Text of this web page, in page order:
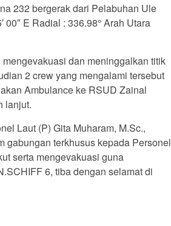
232 bergerak dari Pelabuhan Ule
00″ E Radial : 336.98° Arah Utara
dan meninggalkan titik
2 crew yang mengalami tersebut
Ambulance ke RSUD Zainal
lanjut.
Laut (P) Gita Muharam, M.Sc.,
gabungan terkhusus kepada Personel
serta mengevakuasi guna
6, tiba dengan selamat di